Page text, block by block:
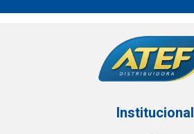
Institucional